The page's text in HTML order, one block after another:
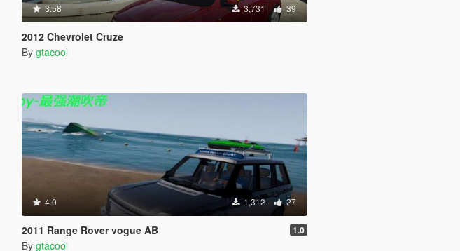
3.58 3,731 39
2012 Chevrolet Cruze
By gtacool
4.0 1,312 27
2011 Range Rover vogue AB 1.0
By gtacool